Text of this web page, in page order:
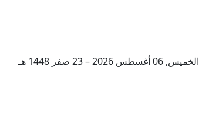
الخميس, 06 أغسطس 2026 – 23 صفر 1448 هـ